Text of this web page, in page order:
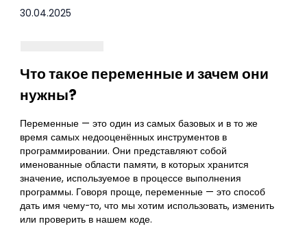
30.04.2025
Что такое переменные и зачем они
нужны?
Переменные — это один из самых базовых и в то же
время самых недооценённых инструментов в
программировании. Они представляют собой
именованные области памяти, в которых хранится
значение, используемое в процессе выполнения
программы. Говоря проще, переменные — это способ
дать имя чему-то, что мы хотим использовать, изменить
или проверить в нашем коде.